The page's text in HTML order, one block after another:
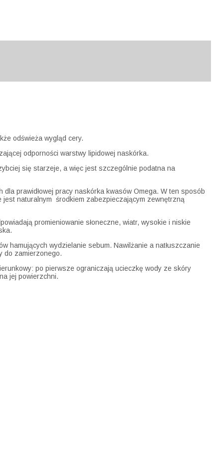
odświeża wygląd cery.
odporności warstwy lipidowej naskórka.
się starzeje, a więc jest szczególnie podatna na
prawidłowej pracy naskórka kwasów Omega. W ten sposób
jest naturalnym środkiem zabezpieczającym zewnętrzną
promieniowanie słoneczne, wiatr, wysokie i niskie
hamujących wydzielanie sebum. Nawilżanie a natłuszczanie
do zamierzonego.
po pierwsze ograniczają ucieczkę wody ze skóry
jej powierzchni.